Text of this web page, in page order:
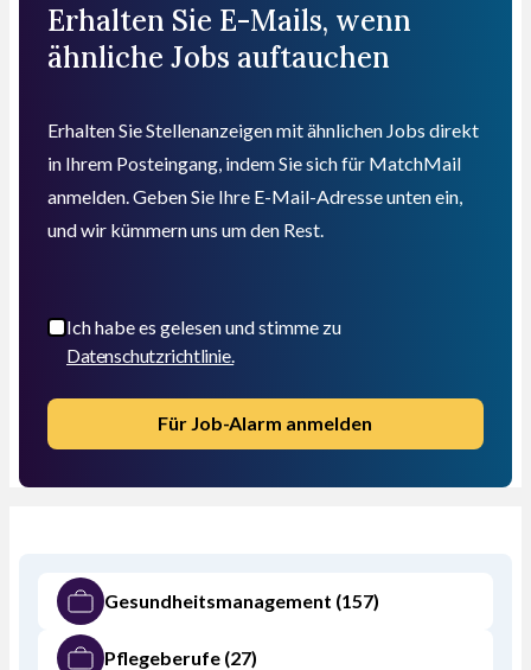
Erhalten Sie E-Mails, wenn
ähnliche Jobs auftauchen
Erhalten Sie Stellenanzeigen mit ähnlichen Jobs direkt
in Ihrem Posteingang, indem Sie sich für MatchMail
anmelden. Geben Sie Ihre E-Mail-Adresse unten ein,
und wir kümmern uns um den Rest.
Ich habe es gelesen und stimme zu
Datenschutzrichtlinie.
Für Job-Alarm anmelden
Gesundheitsmanagement (157)
Pflegeberufe (27)